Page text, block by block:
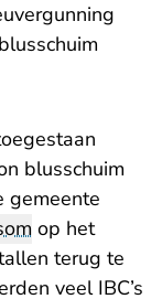
blusschuim
gemeente
op het
terug te
veel IBC’s